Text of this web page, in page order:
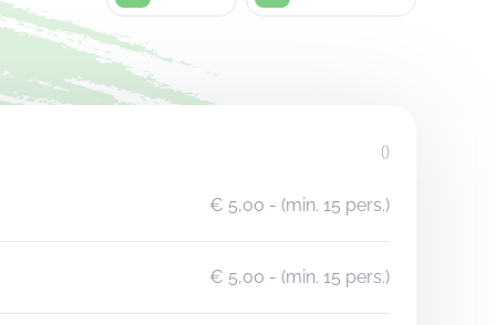
()
€ 5,00 - (min. 15 pers.)
€ 5,00 - (min. 15 pers.)